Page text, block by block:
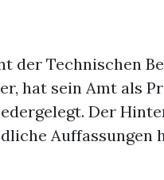
der Technischen
hat sein Amt als
Der
Auffassungen